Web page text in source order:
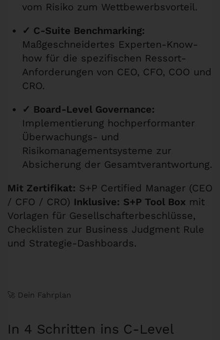
vom Risiko zum Wettbewerbsvorteil.
✓ C-Suite Benchmarking:
Maßgeschneidertes Experten-Know-
how für die spezifischen Ressort-
Anforderungen von CEO, CFO, COO und
CRO.
✓ Board-Level Governance:
Implementierung hochperformanter
Überwachungs- und
Risikomanagementsysteme zur
Absicherung der Gesamtverantwortung.
Mit Zertifikat: S+P Certified Manager (CEO
/ CFO / CRO) Inklusive: S+P Tool Box mit
Vorlagen für Gesellschafterbeschlüsse,
Checklisten zur Business Judgment Rule
und Strategie-Dashboards.
🚀 Dein Fahrplan
In 4 Schritten ins C-Level